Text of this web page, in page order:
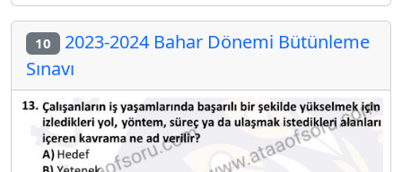
10 2023-2024 Bahar Dönemi Bütünleme
Sınavı